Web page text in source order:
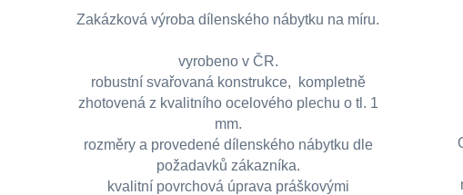
Zakázková výroba dílenského nábytku na míru.
vyrobeno v ČR.
robustní svařovaná konstrukce, kompletně
zhotovená z kvalitního ocelového plechu o tl. 1
mm.
rozměry a provedené dílenského nábytku dle
požadavků zákazníka.
kvalitní povrchová úprava práškovými